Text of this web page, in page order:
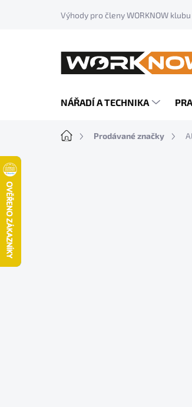
Výhody pro členy WORKNOW klubu
NÁŘADÍ A TECHNIKA
Domů Prodávané značky